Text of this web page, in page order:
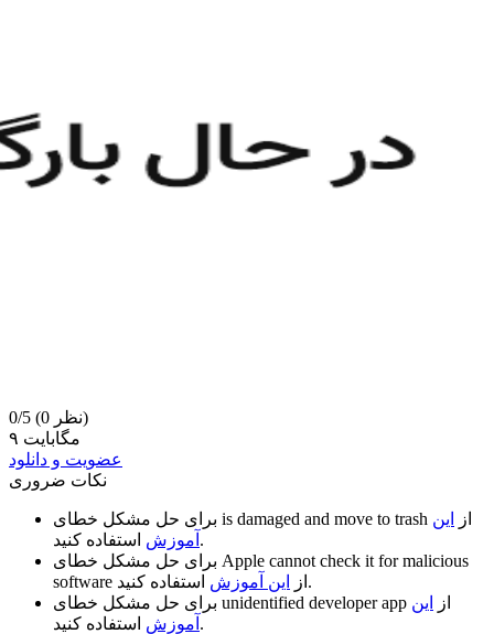
0/5
(0 نظر)
۹ مگابایت
عضویت و دانلود
نکات ضروری
is damaged and move to trash از
این
آموزش استفاده کنید.
Apple cannot check it for malicious
software
از این آموزش
استفاده کنید.
unidentified developer app از
این
آموزش استفاده کنید.